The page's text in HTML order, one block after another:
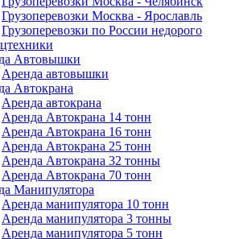
Грузоперевозки Москва - Ярославль
Грузоперевозки по России недорого
Автовышки
Аренда автовышки
Автокрана
Аренда автокрана
Аренда Автокрана 14 тонн
Аренда Автокрана 16 тонн
Аренда Автокрана 25 тонн
Аренда Автокрана 32 тонны
Аренда Автокрана 70 тонн
Манипулятора
Аренда манипулятора 10 тонн
Аренда манипулятора 3 тонны
Аренда манипулятора 5 тонн